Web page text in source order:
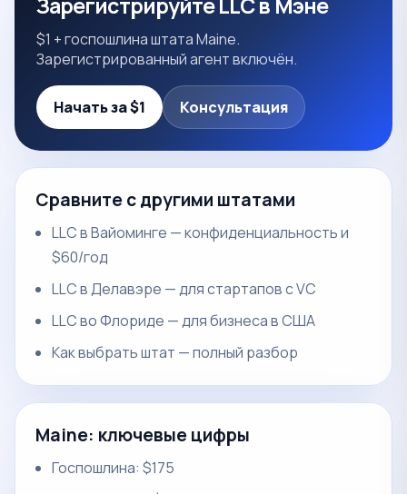
$1 + госпошлина штата Maine.
Зарегистрированный агент включён.
Начать за $1 Консультация
Сравните с другими штатами
LLC в Вайоминге — конфиденциальность и
$60/год
LLC в Делавэре — для стартапов с VC
LLC во Флориде — для бизнеса в США
Как выбрать штат — полный разбор
Maine: ключевые цифры
Госпошлина: $175